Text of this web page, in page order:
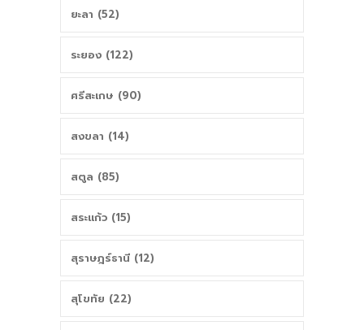
ยะลา (52)
ระยอง (122)
ศรีสะเกษ (90)
สงขลา (14)
สตูล (85)
สระแก้ว (15)
สุราษฎร์ธานี (12)
สุโขทัย (22)